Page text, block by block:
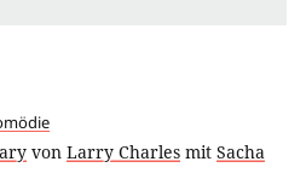
von Larry Charles mit Sacha